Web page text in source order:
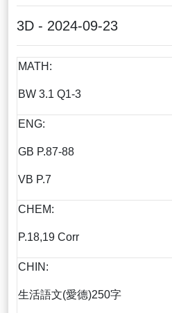
3D - 2024-09-23
MATH:
BW 3.1 Q1-3
ENG:
GB P.87-88
VB P.7
CHEM:
P.18,19 Corr
CHIN:
生活語文(愛德)250字